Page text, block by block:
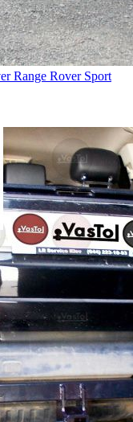
Range Rover Sport